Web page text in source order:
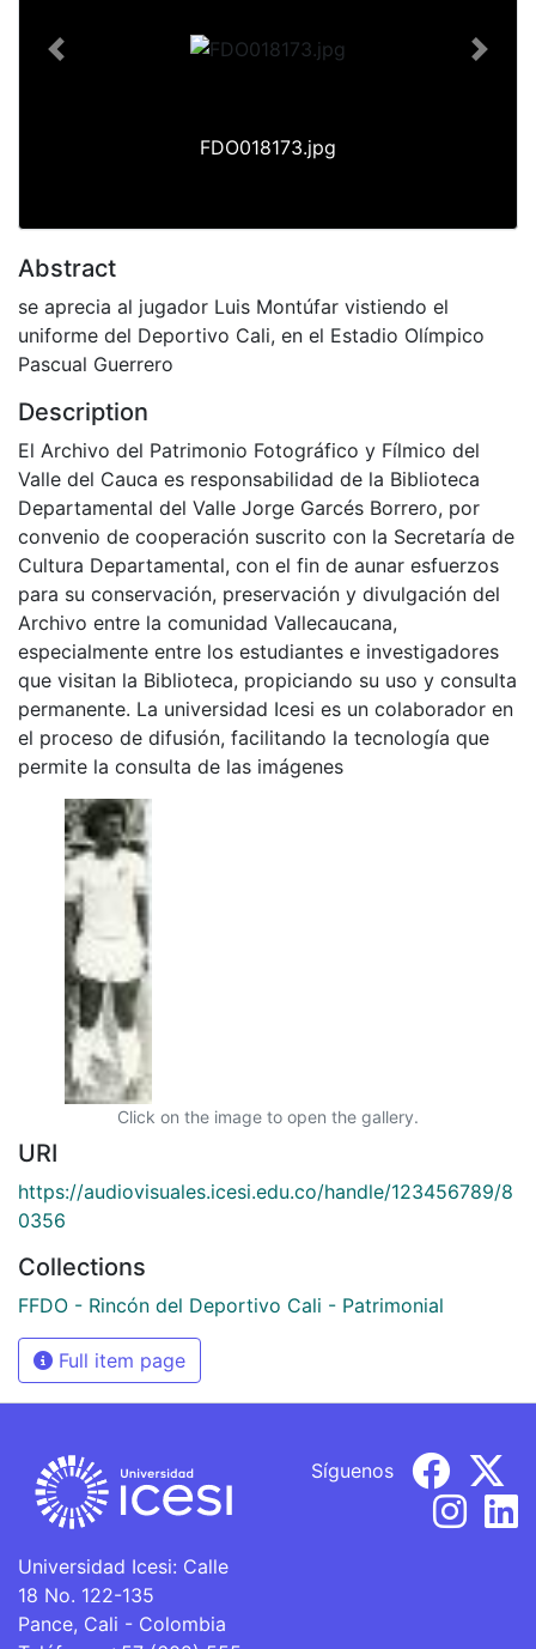
FDO018173.jpg
Previous Next
Abstract
se aprecia al jugador Luis Montúfar vistiendo el
uniforme del Deportivo Cali, en el Estadio Olímpico
Pascual Guerrero
Description
El Archivo del Patrimonio Fotográfico y Fílmico del
Valle del Cauca es responsabilidad de la Biblioteca
Departamental del Valle Jorge Garcés Borrero, por
convenio de cooperación suscrito con la Secretaría de
Cultura Departamental, con el fin de aunar esfuerzos
para su conservación, preservación y divulgación del
Archivo entre la comunidad Vallecaucana,
especialmente entre los estudiantes e investigadores
que visitan la Biblioteca, propiciando su uso y consulta
permanente. La universidad Icesi es un colaborador en
el proceso de difusión, facilitando la tecnología que
permite la consulta de las imágenes
Click on the image to open the gallery.
URI
https://audiovisuales.icesi.edu.co/handle/123456789/8
0356
Collections
FFDO - Rincón del Deportivo Cali - Patrimonial
Full item page
Universidad Icesi: Calle
18 No. 122-135
Pance, Cali - Colombia
Síguenos